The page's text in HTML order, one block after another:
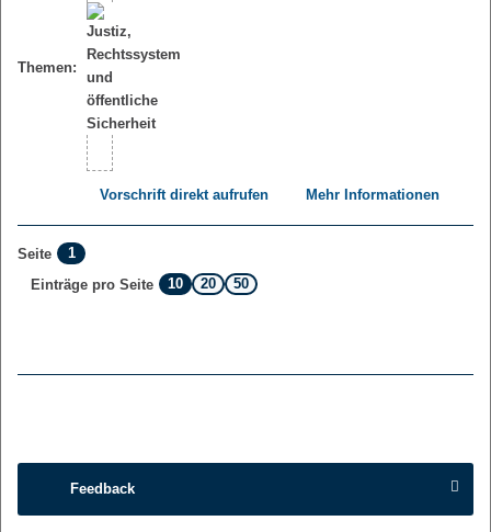
Themen:
Vorschrift direkt aufrufen Mehr Informationen
Seite
1
Einträge pro Seite
10 20 50
Feedback